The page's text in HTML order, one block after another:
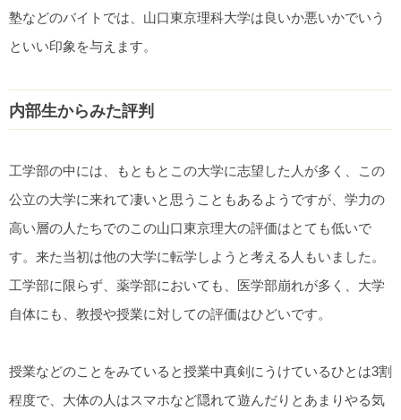
塾などのバイトでは、山口東京理科大学は良いか悪いかでいう
といい印象を与えます。
内部生からみた評判
工学部の中には、もともとこの大学に志望した人が多く、この
公立の大学に来れて凄いと思うこともあるようですが、学力の
高い層の人たちでのこの山口東京理大の評価はとても低いで
す。来た当初は他の大学に転学しようと考える人もいました。
工学部に限らず、薬学部においても、医学部崩れが多く、大学
自体にも、教授や授業に対しての評価はひどいです。
授業などのことをみていると授業中真剣にうけているひとは3割
程度で、大体の人はスマホなど隠れて遊んだりとあまりやる気